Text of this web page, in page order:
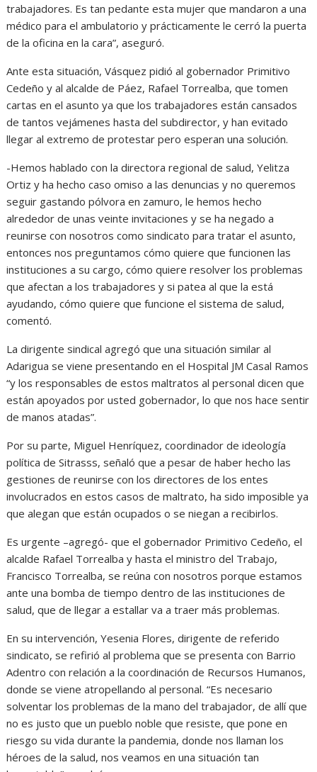
trabajadores. Es tan pedante esta mujer que mandaron a una
médico para el ambulatorio y prácticamente le cerró la puerta
de la oficina en la cara”, aseguró.
Ante esta situación, Vásquez pidió al gobernador Primitivo
Cedeño y al alcalde de Páez, Rafael Torrealba, que tomen
cartas en el asunto ya que los trabajadores están cansados
de tantos vejámenes hasta del subdirector, y han evitado
llegar al extremo de protestar pero esperan una solución.
-Hemos hablado con la directora regional de salud, Yelitza
Ortiz y ha hecho caso omiso a las denuncias y no queremos
seguir gastando pólvora en zamuro, le hemos hecho
alrededor de unas veinte invitaciones y se ha negado a
reunirse con nosotros como sindicato para tratar el asunto,
entonces nos preguntamos cómo quiere que funcionen las
instituciones a su cargo, cómo quiere resolver los problemas
que afectan a los trabajadores y si patea al que la está
ayudando, cómo quiere que funcione el sistema de salud,
comentó.
La dirigente sindical agregó que una situación similar al
Adarigua se viene presentando en el Hospital JM Casal Ramos
“y los responsables de estos maltratos al personal dicen que
están apoyados por usted gobernador, lo que nos hace sentir
de manos atadas”.
Por su parte, Miguel Henríquez, coordinador de ideología
política de Sitrasss, señaló que a pesar de haber hecho las
gestiones de reunirse con los directores de los entes
involucrados en estos casos de maltrato, ha sido imposible ya
que alegan que están ocupados o se niegan a recibirlos.
Es urgente –agregó- que el gobernador Primitivo Cedeño, el
alcalde Rafael Torrealba y hasta el ministro del Trabajo,
Francisco Torrealba, se reúna con nosotros porque estamos
ante una bomba de tiempo dentro de las instituciones de
salud, que de llegar a estallar va a traer más problemas.
En su intervención, Yesenia Flores, dirigente de referido
sindicato, se refirió al problema que se presenta con Barrio
Adentro con relación a la coordinación de Recursos Humanos,
donde se viene atropellando al personal. “Es necesario
solventar los problemas de la mano del trabajador, de allí que
no es justo que un pueblo noble que resiste, que pone en
riesgo su vida durante la pandemia, donde nos llaman los
héroes de la salud, nos veamos en una situación tan